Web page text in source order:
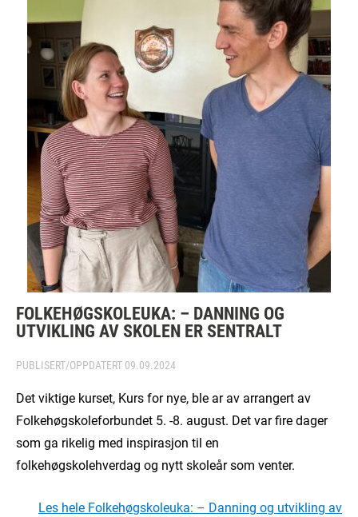
FOLKEHØGSKOLEUKA: – DANNING OG
UTVIKLING AV SKOLEN ER SENTRALT
PUBLISERT/OPPDATERT 09.09.2024
Det viktige kurset, Kurs for nye, ble ar av arrangert av
Folkehøgskoleforbundet 5. -8. august. Det var fire dager
som ga rikelig med inspirasjon til en
folkehøgskolehverdag og nytt skoleår som venter.
Les hele Folkehøgskoleuka: – Danning og utvikling av